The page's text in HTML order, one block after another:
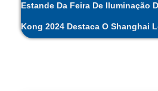
Estande Da Feira De Iluminação
Kong 2024 Destaca O Shanghai